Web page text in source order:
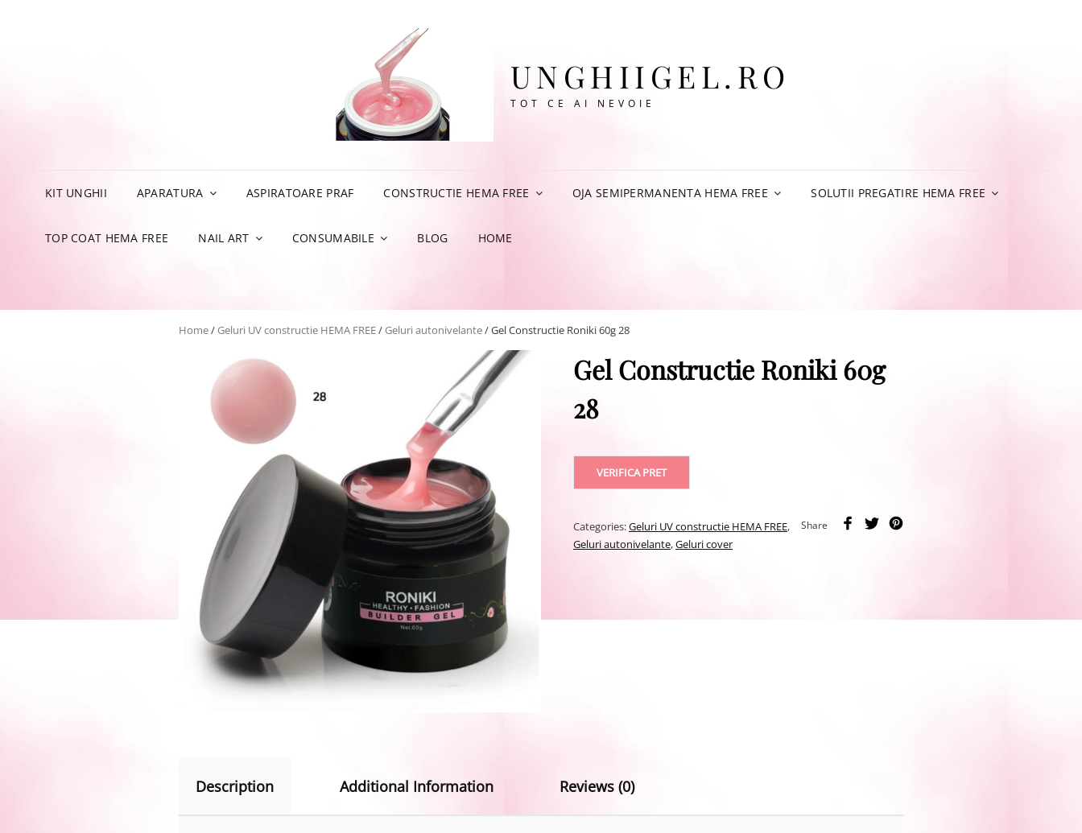
UNGHIIGEL.RO
TOT CE AI NEVOIE
KIT UNGHII APARATURA ASPIRATOARE PRAF CONSTRUCTIE HEMA FREE OJA SEMIPERMANENTA HEMA FREE SOLUTII PREGATIRE HEMA FREE
TOP COAT HEMA FREE NAIL ART CONSUMABILE BLOG HOME
Home/Geluri UV constructie HEMA FREE/Geluri autonivelante/ Gel Constructie Roniki 60g 28
Gel Constructie Roniki 60g
28
VERIFICA PRET
Share
Categories:Geluri UV constructie HEMA FREE,
Geluri autonivelante,Geluri cover
Description Additional Information Reviews (0)